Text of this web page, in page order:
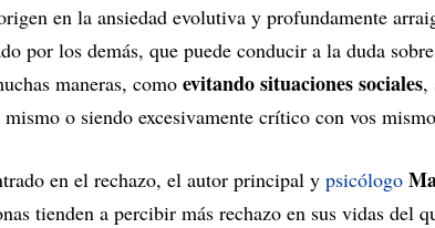
en la ansiedad evolutiva y profundamente
por los demás, que puede conducir a la duda
maneras, como evitando situaciones sociales,
mismo o siendo excesivamente crítico con vos
en el rechazo, el autor principal y psicólogo
tienden a percibir más rechazo en sus vidas del